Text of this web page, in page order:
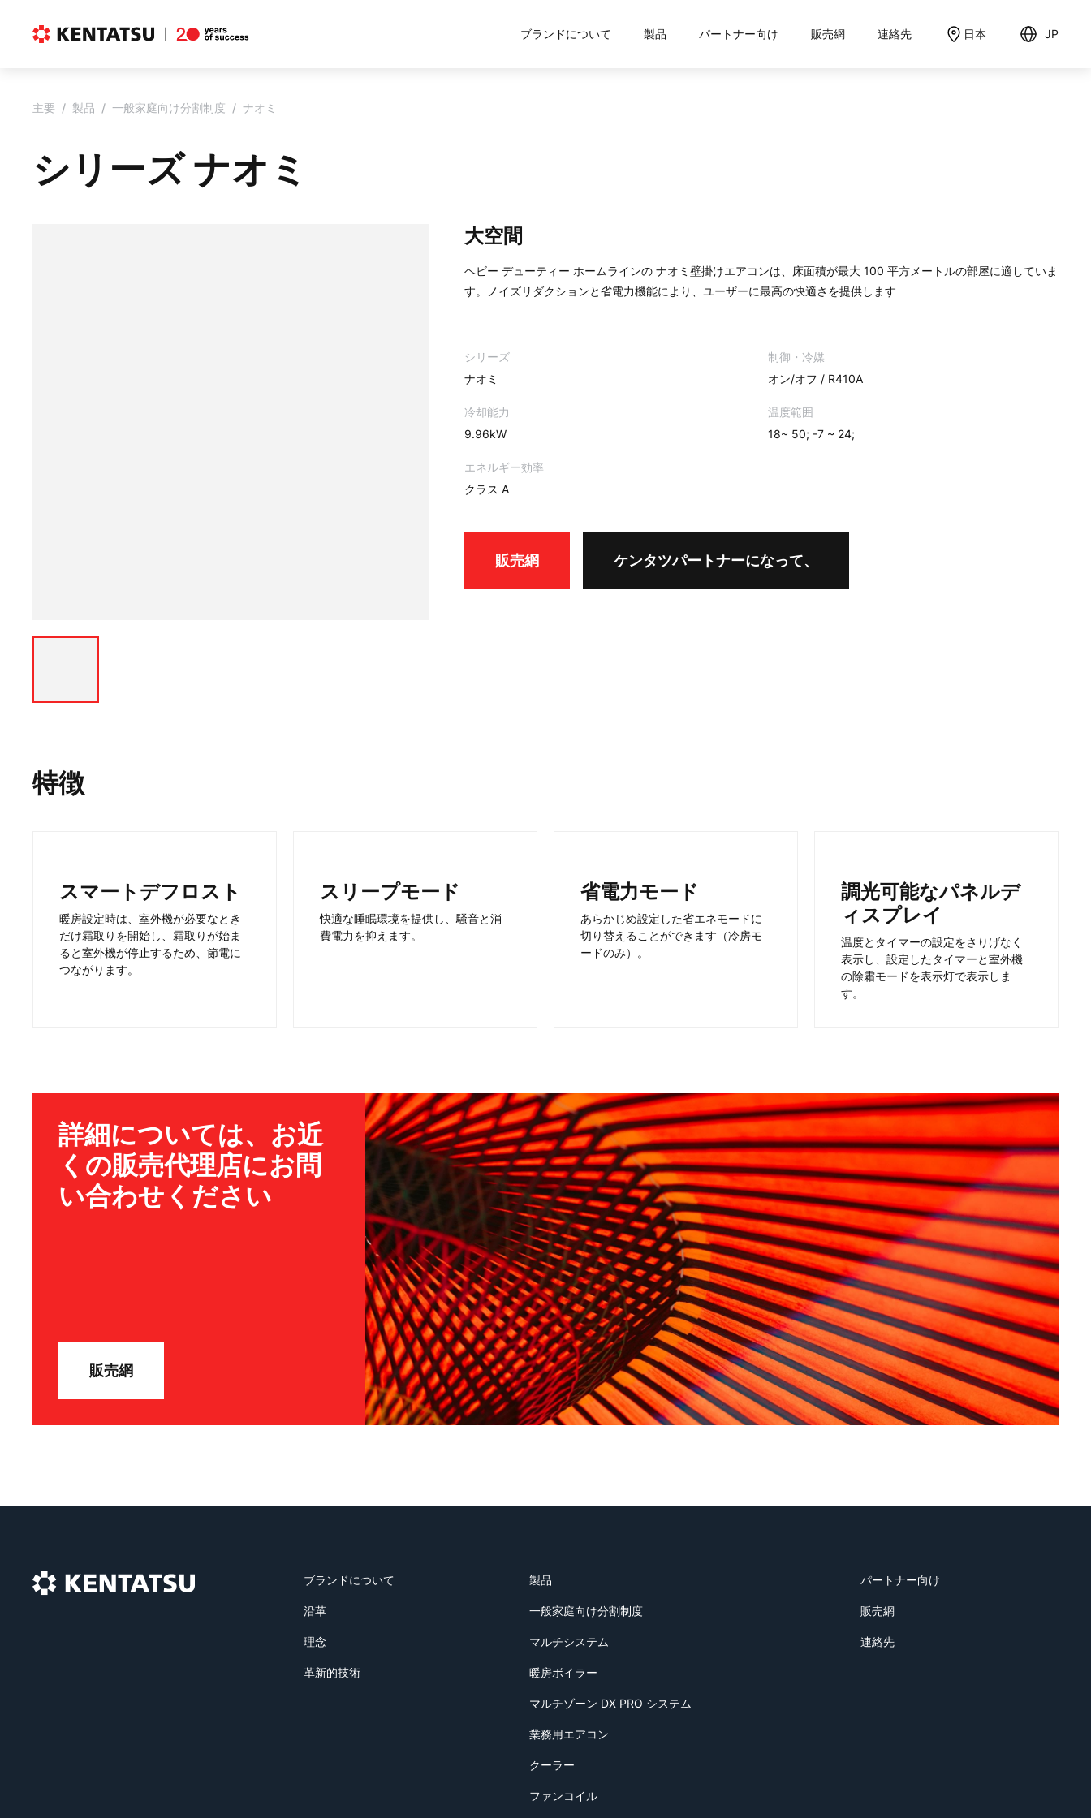
ブランドについて 製品 パートナー向け 販売網 連絡先 日本 JP
主要
製品 一般家庭向け分割制度 ナオミ
シリーズ ナオミ
大空間
ヘビー デューティー ホームラインの ナオミ壁掛けエアコンは、床面積が最大 100 平方メートルの部屋に適していま
す。ノイズリダクションと省電力機能により、ユーザーに最高の快適さを提供します
シリーズ
ナオミ
制御・冷媒
オン/オフ / R410A
冷却能力
9.96kW
温度範囲
18~ 50; -7 ~ 24;
エネルギー効率
クラス A
販売網 ケンタツパートナーになって、
特徴
スマートデフロスト
暖房設定時は、室外機が必要なとき
だけ霜取りを開始し、霜取りが始ま
ると室外機が停止するため、節電に
つながります。
スリープモード
快適な睡眠環境を提供し、騒音と消
費電力を抑えます。
省電力モード
あらかじめ設定した省エネモードに
切り替えることができます（冷房モ
ードのみ）。
調光可能なパネルデ
ィスプレイ
温度とタイマーの設定をさりげなく
表示し、設定したタイマーと室外機
の除霜モードを表示灯で表示しま
す。
詳細については、お近
くの販売代理店にお問
い合わせください
販売網
ブランドについて
沿革
理念
革新的技術
製品
一般家庭向け分割制度
マルチシステム
暖房ボイラー
マルチゾーン DX PRO システム
業務用エアコン
クーラー
ファンコイル
パートナー向け
販売網
連絡先